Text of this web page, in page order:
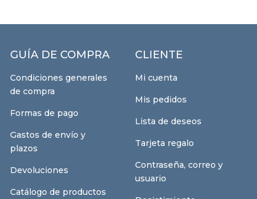
GUÍA DE COMPRA
Condiciones generales
de compra
Formas de pago
Gastos de envío y
plazos
Devoluciones
Catálogo de productos
CLIENTE
Mi cuenta
Mis pedidos
Lista de deseos
Tarjeta regalo
Contraseña, correo y
usuario